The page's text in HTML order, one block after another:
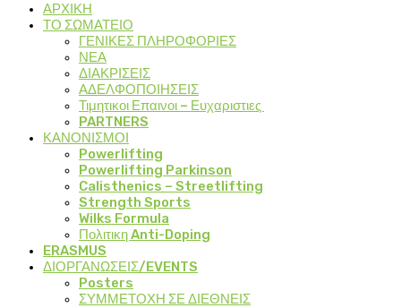
ΑΡΧΙΚΗ
ΤΟ ΣΩΜΑΤΕΙΟ
ΓΕΝΙΚΕΣ ΠΛΗΡΟΦΟΡΙΕΣ
ΝΕΑ
ΔΙΑΚΡΙΣΕΙΣ
ΑΔΕΛΦΟΠΟΙΗΣΕΙΣ
Τιμητικοι Επαινοι – Ευχαριστιες
PARTNERS
ΚΑΝΟΝΙΣΜΟΙ
Powerlifting
Powerlifting Parkinson
Calisthenics – Streetlifting
Strength Sports
Wilks Formula
Πολιτικη Anti-Doping
ERASMUS
ΔΙΟΡΓΑΝΩΣΕΙΣ/EVENTS
Posters
ΣΥΜΜΕΤΟΧΗ ΣΕ ΔΙΕΘΝΕΙΣ